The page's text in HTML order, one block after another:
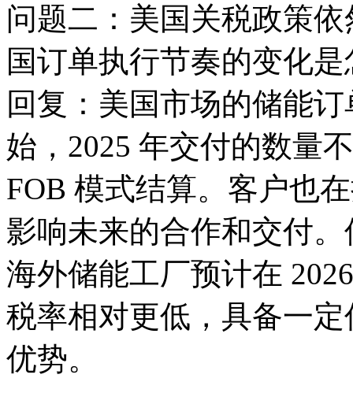
问题二：美国关税政策
国订单执行节奏的变化
回复：美国市场的储能
始，2025 年交付的数量
FOB 模式结算。客户也
影响未来的合作和交付
海外储能工厂预计在
税率相对更低，具备一
优势。